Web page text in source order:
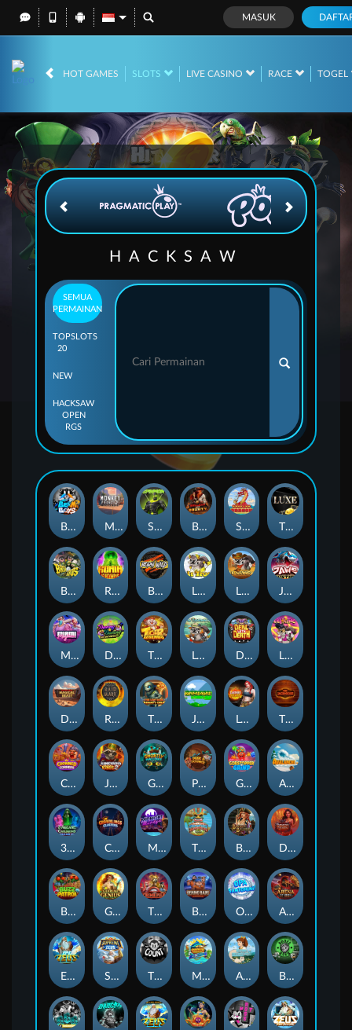
MASUK
HOT GAMES SLOTS LIVE CASINO RACE TOGEL
IDR
HACKSAW
SEMUA
PERMAINAN
TOP
20
SLOTS
NEW
HACKSAW
OPEN
RGS
Beam Boys Monkey Frenzy 2: Boss is Here! Spinman BULLETS AND BOUNTY SMOKING DRAGON The Luxe
BASH BROS Ronin Stackways Born Wild LE ZEUS LE COWBOY JAWS OF JUSTICE
MIAMI MAYHEM DONNY AND DANNY TIGER LEGENDS Le Fisherman DEAL WITH DEATH LE KING
Darkside Prairie: Magical Beast Raidmark The Lost Book of Mummy’s Curse Jumpasaurs Leatherheads The Jack & Rose
Crowned Corners Junkyard Kings 2 Ghostly Hallows Peek & Pounce Gobstopper Grind Avalanche
3 Arcane Cauldrons Crownlings Clusters Midnight Mirage Tikitopia BoosterBelt Bonnie's Buccaneers Demon Queen
Buzz Patrol Gearlab Genius The Crime File Behind Bars: Masterplan Opa Santorini! Arena of Iron
Epic Ze Zeus Supreme Zeus THE COUNT MARLIN MASTERS: THE BIG HAUL Aiko and the Wind Spirit Booze Bash